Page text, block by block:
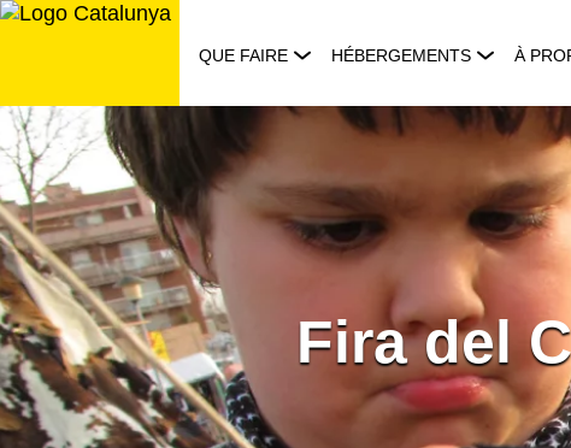
Aller
QUE FAIRE HÉBERGEMENTS À
Fira del